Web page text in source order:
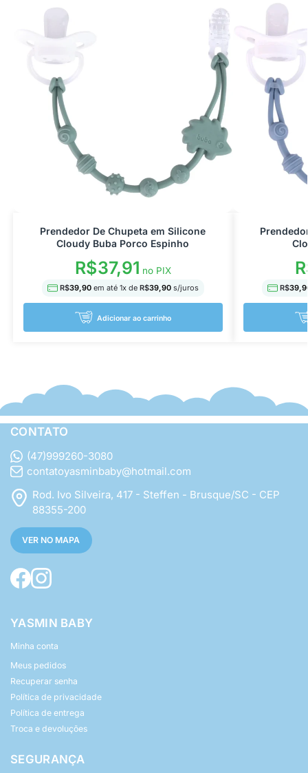
Prendedor De Chupeta em Silicone
Cloudy Buba Porco Espinho
R$37,91 no PIX
R$39,90 em até 1x de R$39,90s/juros
Adicionar ao carrinho
R$
CONTATO
(47)999260-3080
contatoyasminbaby@hotmail.com
Rod. Ivo Silveira, 417 - Steffen - Brusque/SC - CEP
88355-200
VER NO MAPA
YASMIN BABY
Minha conta
Meus pedidos
Recuperar senha
Política de privacidade
Política de entrega
Troca e devoluções
SEGURANÇA